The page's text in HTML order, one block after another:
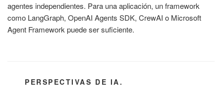
agentes independientes. Para una aplicación, un framework
como LangGraph, OpenAI Agents SDK, CrewAI o Microsoft
Agent Framework puede ser suficiente.
CATEGORÍAS
PERSPECTIVAS DE IA.